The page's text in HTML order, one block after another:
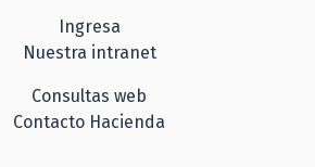
Ingresa
Nuestra intranet
Consultas web
Contacto Hacienda